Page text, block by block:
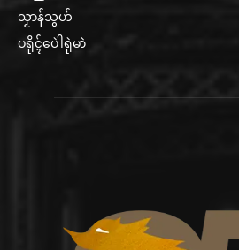
သၟာန်သွဟ်
ပရိုၚ်ပေဲါရုဲမာဲ